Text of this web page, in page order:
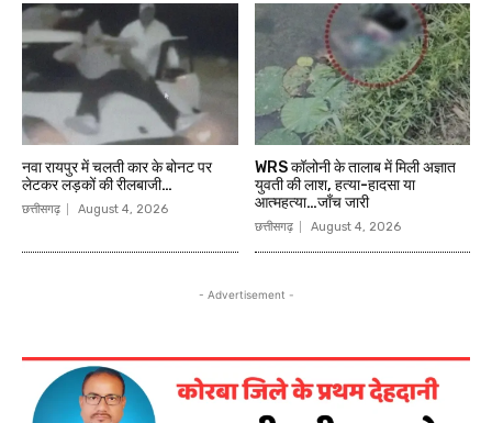
नवा रायपुर में चलती कार के बोनट पर
लेटकर लड़कों की रीलबाजी…
छत्तीसगढ़ August 4, 2026
WRS कॉलोनी के तालाब में मिली अज्ञात
युवती की लाश, हत्या-हादसा या
आत्महत्या…जाँच जारी
छत्तीसगढ़ August 4, 2026
- Advertisement -